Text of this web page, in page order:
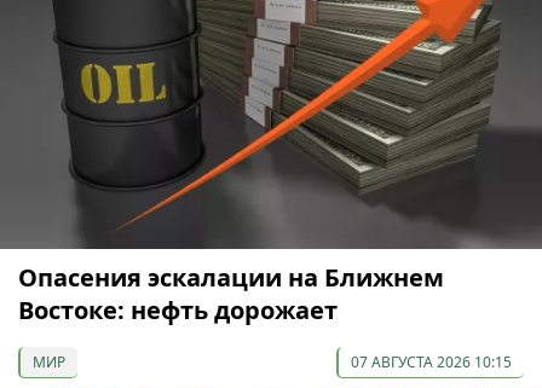
Опасения эскалации на Ближнем
Востоке: нефть дорожает
МИР 07 АВГУСТА 2026 10:15